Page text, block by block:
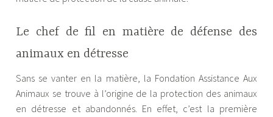
Le chef de fil en matière de défense des
animaux en détresse
Sans se vanter en la matière, la Fondation Assistance Aux
Animaux se trouve à l’origine de la protection des animaux
en détresse et abandonnés. En effet, c’est la première